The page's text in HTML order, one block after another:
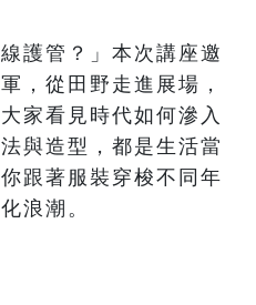
護管？」本次講座邀
，從田野走進展場，
家看見時代如何滲入
與造型，都是生活當
跟著服裝穿梭不同年
浪潮。